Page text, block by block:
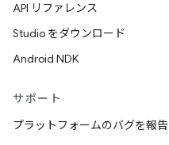
API リファレンス
Studio をダウンロード
Android NDK
サポート
プラットフォームのバグを報告